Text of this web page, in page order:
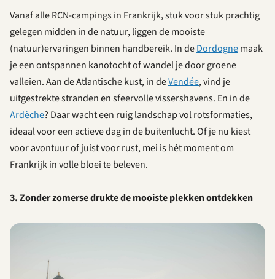
Vanaf alle RCN-campings in Frankrijk, stuk voor stuk prachtig
gelegen midden in de natuur, liggen de mooiste
(natuur)ervaringen binnen handbereik. In deDordognemaak
je een ontspannen kanotocht of wandel je door groene
valleien. Aan de Atlantische kust, in deVendée, vind je
uitgestrekte stranden en sfeervolle vissershavens. En in de
Ardèche? Daar wacht een ruig landschap vol rotsformaties,
ideaal voor een actieve dag in de buitenlucht. Of je nu kiest
voor avontuur of juist voor rust, mei is hét moment om
Frankrijk in volle bloei te beleven.
3. Zonder zomerse drukte de mooiste plekken ontdekken